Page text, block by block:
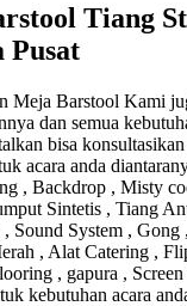
Tiang
Pusat
Meja Barstool Kami
dan semua
bisa
acara anda
, Backdrop , Misty
Sintetis , Tiang
Sound System , Gong
, Alat Catering ,
, gapura ,
kebutuhan acara